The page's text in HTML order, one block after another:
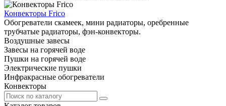
Конвекторы Frico
Обогреватели скамеек, мини радиаторы, оребренные
трубчатые радиаторы, фэн-конвекторы.
Воздушные завесы
Завесы на горячей воде
Пушки на горячей воде
Электрические пушки
Инфракрасные обогреватели
Конвекторы